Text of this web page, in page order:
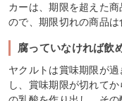
カーは、期限を超えた
ので、期限切れの商品
腐っていなければ飲
ヤクルトは賞味期限が
し、賞味期限が切れて